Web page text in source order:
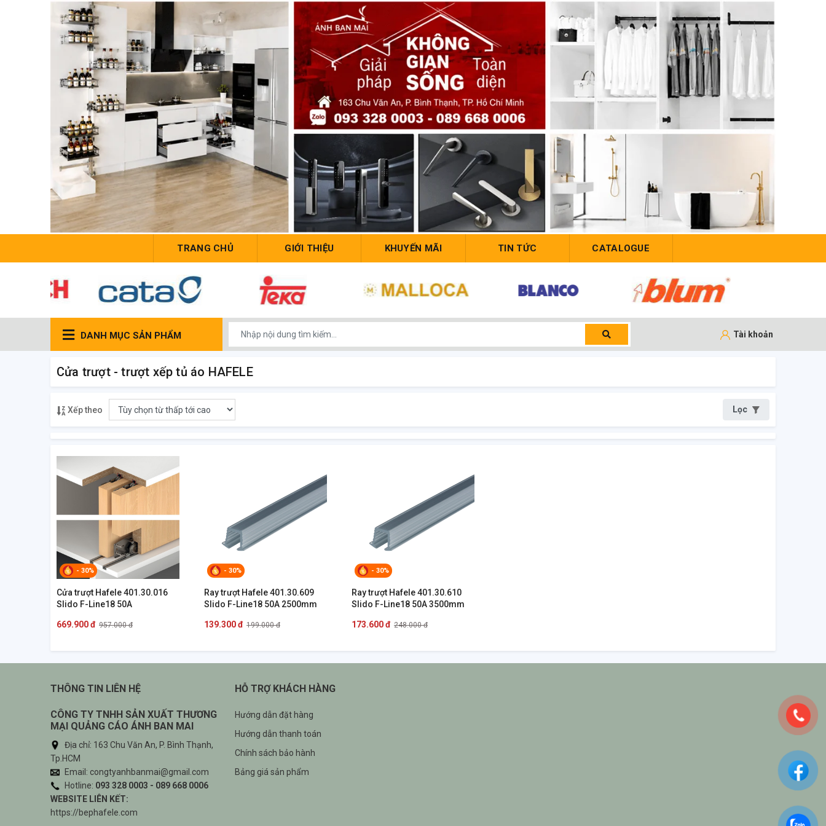
TRANG CHỦ GIỚI THIỆU KHUYẾN MÃI TIN TỨC CATALOGUE
DANH MỤC SẢN PHẨM Tài khoản
Cửa trượt - trượt xếp tủ áo HAFELE
Xếp theo Lọc
- 30%
Cửa trượt Hafele 401.30.016
Slido F-Line18 50A
669.900 đ 957.000 đ
- 30%
Ray trượt Hafele 401.30.609
Slido F-Line18 50A 2500mm
139.300 đ 199.000 đ
- 30%
Ray trượt Hafele 401.30.610
Slido F-Line18 50A 3500mm
173.600 đ 248.000 đ
THÔNG TIN LIÊN HỆ
CÔNG TY TNHH SẢN XUẤT THƯƠNG
MẠI QUẢNG CÁO ÁNH BAN MAI
Địa chỉ: 163 Chu Văn An, P. Bình Thạnh,
Tp.HCM
Email: congtyanhbanmai@gmail.com
Hotline: 093 328 0003 - 089 668 0006
WEBSITE LIÊN KẾT:
https://bephafele.com
HỖ TRỢ KHÁCH HÀNG
Hướng dẫn đặt hàng
Hướng dẫn thanh toán
Chính sách bảo hành
Bảng giá sản phẩm